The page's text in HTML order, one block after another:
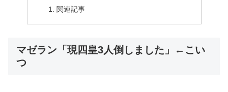
関連記事
マゼラン「現四皇3人倒しました」←こい
つ